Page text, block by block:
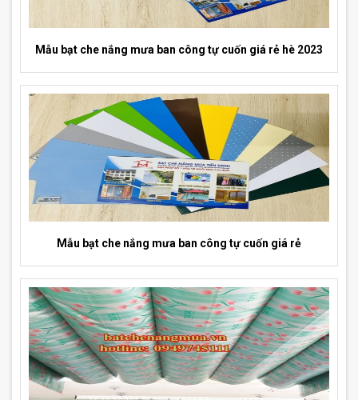
Mẫu bạt che nắng mưa ban công tự cuốn giá rẻ hè 2023
Mẫu bạt che nắng mưa ban công tự cuốn giá rẻ